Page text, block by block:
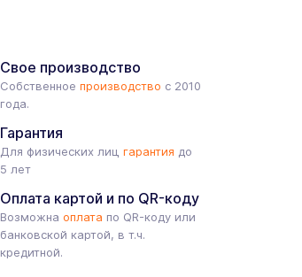
Свое производство
Собственноепроизводство с 2010
года.
Гарантия
Для физических лицгарантия до
5 лет
Оплата картой и по QR-коду
Возможнаоплата по QR-коду или
банковской картой, в т.ч.
кредитной.